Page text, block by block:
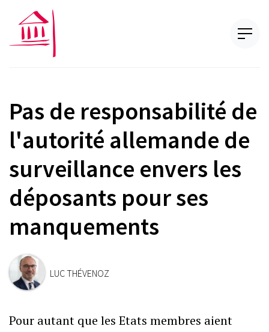
Pas de responsabilité de
l'autorité allemande de
surveillance envers les
déposants pour ses
manquements
LUC THÉVENOZ
Pour autant que les Etats membres aient